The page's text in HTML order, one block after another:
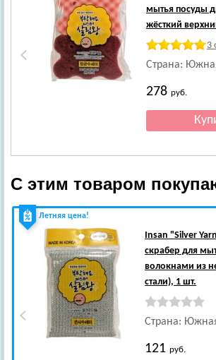
мытья посуды
жёсткий
абразивными 3
Страна:
278 руб.
С этим товаром
Летняя цена!
Insan "Silver
скрабер для
волокнами из
стали), 1 шт.
Страна:
121руб.